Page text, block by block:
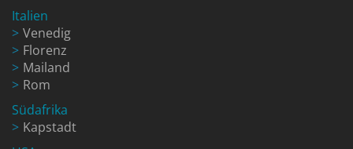
Italien
Venedig
Florenz
Mailand
Rom
Südafrika
Kapstadt